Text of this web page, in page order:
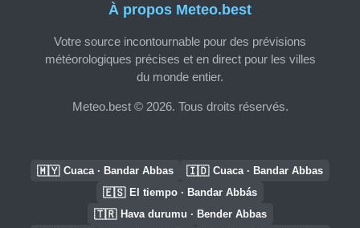
À propos Meteo.best
Votre source incontournable pour des prévisions
météorologiques précises et en direct pour les villes
du monde entier.
Meteo.best © 2026. Tous droits réservés.
🇲🇾 Cuaca · Bandar Abbas 🇮🇩 Cuaca · Bandar Abbas
🇪🇸 El tiempo · Bandar Abbás
🇹🇷 Hava durumu · Bender Abbas